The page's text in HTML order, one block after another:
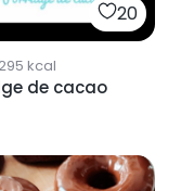
20
295 kcal
de cacao